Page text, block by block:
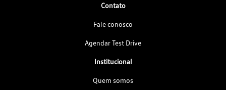
Contato
Fale conosco
Agendar Test Drive
Institucional
Quem somos